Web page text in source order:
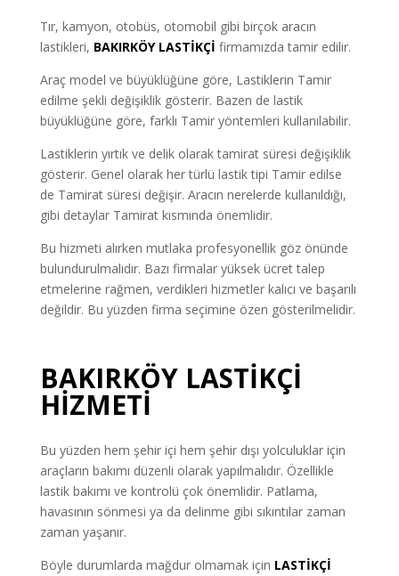
Tır, kamyon, otobüs, otomobil gibi birçok aracın
lastikleri, BAKIRKÖY LASTİKÇİ firmamızda tamir edilir.
Araç model ve büyüklüğüne göre, Lastiklerin Tamir
edilme şekli değişiklik gösterir. Bazen de lastik
büyüklüğüne göre, farklı Tamir yöntemleri kullanılabilir.
Lastiklerin yırtık ve delik olarak tamirat süresi değişiklik
gösterir. Genel olarak her türlü lastik tipi Tamir edilse
de Tamirat süresi değişir. Aracın nerelerde kullanıldığı,
gibi detaylar Tamirat kısmında önemlidir.
Bu hizmeti alırken mutlaka profesyonellik göz önünde
bulundurulmalıdır. Bazı firmalar yüksek ücret talep
etmelerine rağmen, verdikleri hizmetler kalıcı ve başarılı
değildir. Bu yüzden firma seçimine özen gösterilmelidir.
BAKIRKÖY LASTİKÇİ
HİZMETİ
Bu yüzden hem şehir içi hem şehir dışı yolculuklar için
araçların bakımı düzenli olarak yapılmalıdır. Özellikle
lastik bakımı ve kontrolü çok önemlidir. Patlama,
havasının sönmesi ya da delinme gibi sıkıntılar zaman
zaman yaşanır.
Böyle durumlarda mağdur olmamak için LASTİKÇİ